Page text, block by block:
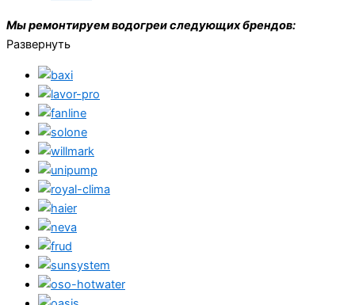
Мы ремонтируем водогреи следующих брендов:
Развернуть